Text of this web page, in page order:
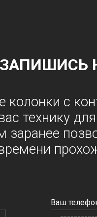
ЗАПИШИСЬ
колонки с
технику
заранее
Ваш